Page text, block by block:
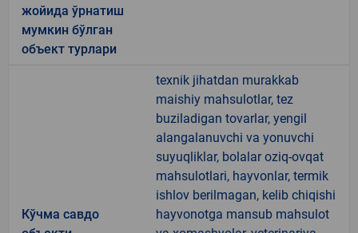
жойида ўрнатиш
мумкин бўлган
объект турлари
Кўчма савдо
texnik jihatdan murakkab
maishiy mahsulotlar, tez
buziladigan tovarlar, yengil
alangalanuvchi va yonuvchi
suyuqliklar, bolalar oziq-ovqat
mahsulotlari, hayvonlar, termik
ishlov berilmagan, kelib chiqishi
hayvonotga mansub mahsulot